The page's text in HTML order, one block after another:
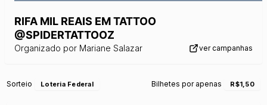
RIFA MIL REAIS EM TATTOO
@SPIDERTATTOOZ
Organizado por Mariane Salazar ver campanhas
Sorteio Loteria Federal Bilhetes por apenas R$1,50